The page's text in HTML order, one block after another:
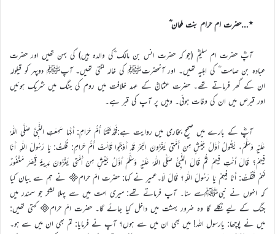
٭…حضرت ام حرام بنت ملحان ؓ
آپؓ حضرت ام سلیمؓ (جو کہ حضرت انس بن مالک ؓکی والدہ ہیں) کی بہن تھیں اور حضرت
عبادہ بن صامت ؓ کی اہلیہ تھیں۔ اور آنحضرتﷺ کی خالہ لگتی تھیں۔ آپﷺ دوپہر کو قیلولہ
ان کے گھر فرماتے تھے۔ حضرت عثمانؓ کے عہد خلافت میں روم کی جنگ میں شریک ہوئیں
اور قبرص میں ان کی وفات ہوئی۔ وہیں پر آپ کی قبر ہے۔
آپؓ کے بارے میں صحیح بخاری میں روایت ہے:فَحَدَّثَتْنَا أُمُّ حَرَامٍ: أَنَّهَا سَمِعَتِ النَّبِيَّ صَلَّى اللّٰهُ
عَلَيْهِ وَسَلَّمَ، يَقُولُ أَوَّلُ جَيْشٍ مِنْ أُمَّتِي يَغْزُونَ البَحْرَ قَدْ أَوْجَبُوا قَالَتْ أُمُّ حَرَامٍ: قُلْتُ: يَا رَسُولَ اللّٰهِ أَنَا
فِيهِمْ؟ قَالَ أَنْتِ فِيهِمْ ثُمَّ قَالَ النَّبِيُّ صَلَّى اللّٰهُ عَلَيْهِ وَسَلَّمَ أَوَّلُ جَيْشٍ مِنْ أُمَّتِي يَغْزُونَ مَدِينَةَ قَيْصَرَ مَغْفُورٌ
لَهُمْ فَقُلْتُ: أَنَا فِيهِمْ يَا رَسُولَ اللّٰهِ؟ قَالَ لَا۔عمیر نے کہا: حضرت امّ حرام نے ہم سے بیان کیا
کہ انہوں نے نبیﷺسے سنا۔ آپ فرماتے تھے: میری امت میں سے پہلا لشکر جو سمندر میں
جنگ کے لیے نکلے گا وہ ضرور بہشت میں داخل کیا جائے گا۔ حضرت امّ حرام کہتی تھیں:
میں نے پوچھا: یارسول اللہ! میں بھی ان میں سے ہوں؟ آپ نے فرمایا: تم بھی ان میں سے ہو۔